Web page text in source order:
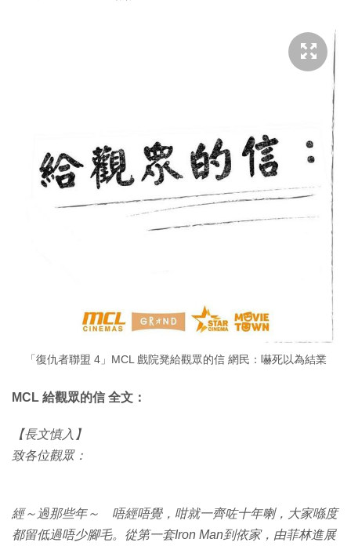
「復仇者聯盟 4」MCL 戲院凳給觀眾的信 網民：嚇死以為結業
MCL 給觀眾的信 全文：
【長文慎入】
致各位觀眾：
經～過那些年～ 唔經唔覺，咁就一齊咗十年喇，大家喺度
都留低過唔少腳毛。從第一套Iron Man到依家，由菲林進展